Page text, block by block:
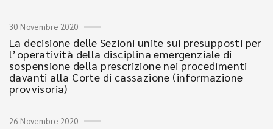
30 Novembre 2020
La decisione delle Sezioni unite sui presupposti per
l’operatività della disciplina emergenziale di
sospensione della prescrizione nei procedimenti
davanti alla Corte di cassazione (informazione
provvisoria)
26 Novembre 2020